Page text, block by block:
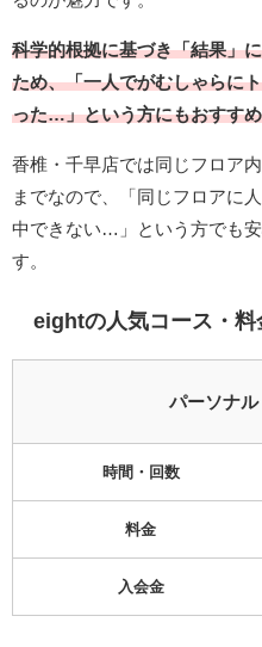
科学的根拠に基づき「結果」
ため、「一人でがむしゃらに
った…」という方にもおすす
香椎・千早店では同じフロア
までなので、「同じフロアに
中できない…」という方でも
す。
eightの人気コース・料
パーソナ
時間・回数
料金
入会金